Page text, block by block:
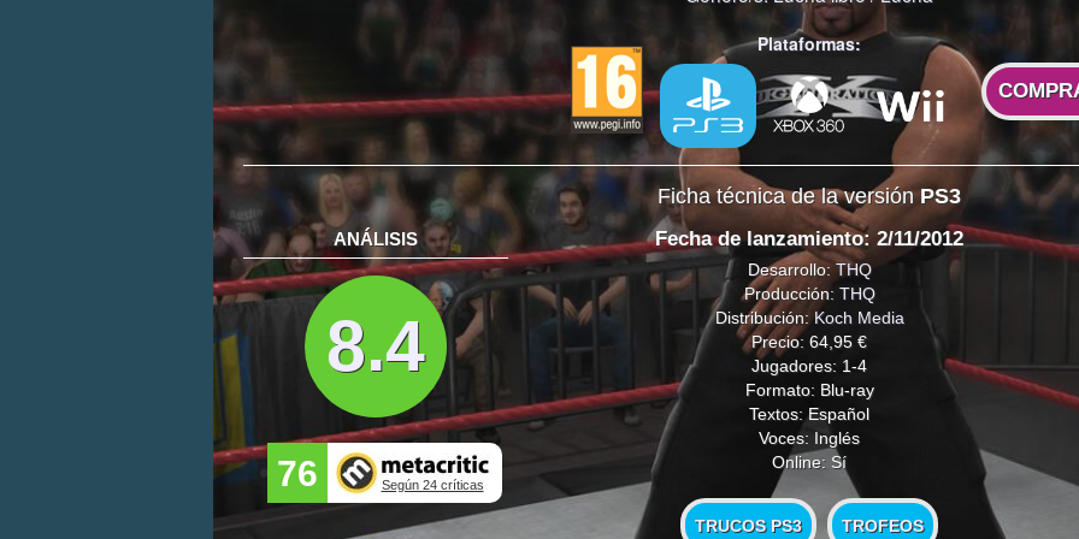
Plataformas:
Ficha técnica de la versiónPS3
ANÁLISIS
8.4
76 Según 24 críticas
Fecha de lanzamiento: 2/11/2012
Desarrollo:THQ
Producción: THQ
Distribución:Koch Media
Precio: 64,95 €
Jugadores: 1-4
Formato: Blu-ray
Textos: Español
Voces: Inglés
Online: Sí
TRUCOS PS3 TROFEOS